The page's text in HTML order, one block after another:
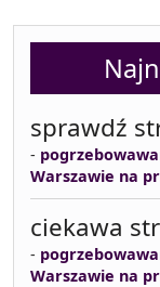
sprawdź
-
Warszawie na
ciekawa
-
Warszawie na